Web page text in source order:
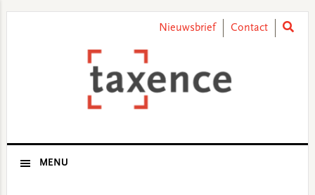
Nieuwsbrief Contact
MENU